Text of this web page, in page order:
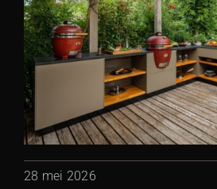
28 mei 2026